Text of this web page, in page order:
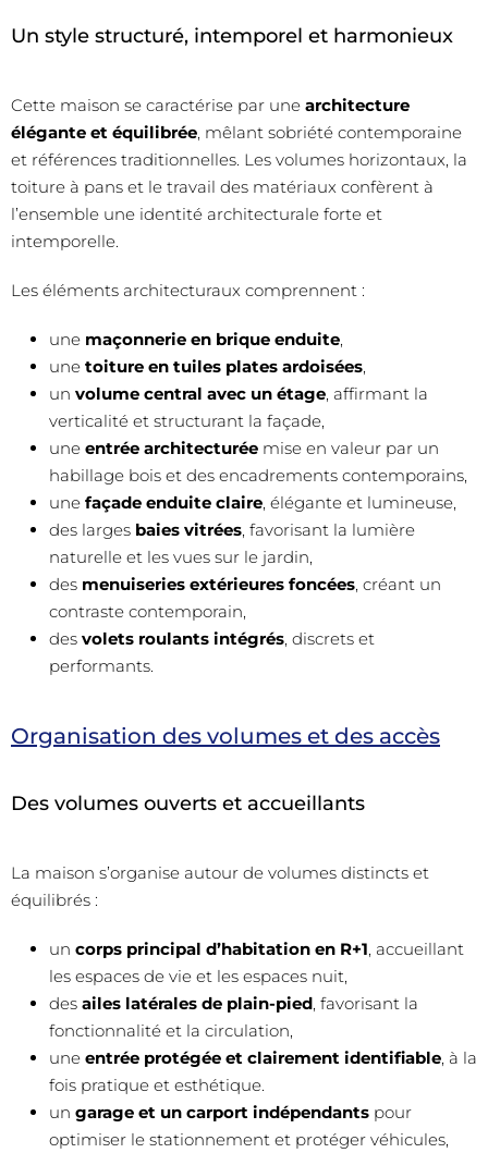
Un style structuré, intemporel et harmonieux
Cette maison se caractérise par une architecture
élégante et équilibrée, mêlant sobriété contemporaine
et références traditionnelles. Les volumes horizontaux, la
toiture à pans et le travail des matériaux confèrent à
l’ensemble une identité architecturale forte et
intemporelle.
Les éléments architecturaux comprennent :
une maçonnerie en brique enduite,
une toiture en tuiles plates ardoisées,
un volume central avec un étage, affirmant la
verticalité et structurant la façade,
une entrée architecturée mise en valeur par un
habillage bois et des encadrements contemporains,
une façade enduite claire, élégante et lumineuse,
des larges baies vitrées, favorisant la lumière
naturelle et les vues sur le jardin,
des menuiseries extérieures foncées, créant un
contraste contemporain,
des volets roulants intégrés, discrets et
performants.
Organisation des volumes et des accès
Des volumes ouverts et accueillants
La maison s’organise autour de volumes distincts et
équilibrés :
un corps principal d’habitation en R+1, accueillant
les espaces de vie et les espaces nuit,
des ailes latérales de plain-pied, favorisant la
fonctionnalité et la circulation,
une entrée protégée et clairement identifiable, à la
fois pratique et esthétique.
un garage et un carport indépendants pour
optimiser le stationnement et protéger véhicules,